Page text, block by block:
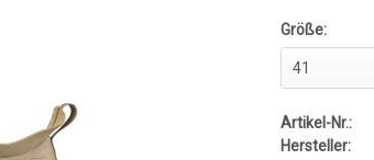
Größe:
Artikel-Nr.:
Hersteller: